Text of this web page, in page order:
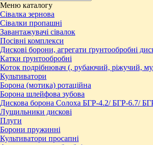
Меню каталогу
Сівалка зернова
Сівалки пропашні
Завантажувачі сівалок
Посівні комплекси
Дискові борони, агрегати ґрунтообробні
Катки ґрунтообробні
Коток подрібнювач (, рубаючий, ріжучий,
Культиватори
Борона (мотика) ротаційна
Борона шлейфова зубова
Дискова борона Солоха БГР-4.2/ БГР-6.7/
Лущильники дискові
Плуги
Борони пружинні
Культиватори просапні